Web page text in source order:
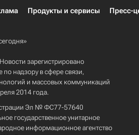
Продукты и сервисы Пресс-
зарегистрировано
надзору в сфере связи,
и массовых коммуникаций
2014 года.
Эл № ФС77-57640
государственное унитарное
информационное агентство